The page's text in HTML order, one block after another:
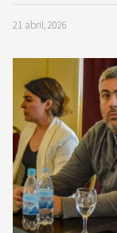
21 abril, 2026